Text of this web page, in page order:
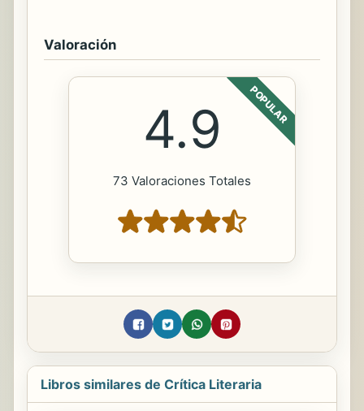
Valoración
POPULAR
4.9
73 Valoraciones Totales
Libros similares de Crítica Literaria